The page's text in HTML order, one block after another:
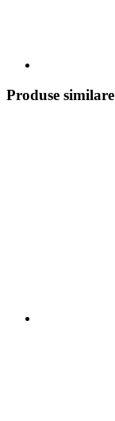
Produse similare